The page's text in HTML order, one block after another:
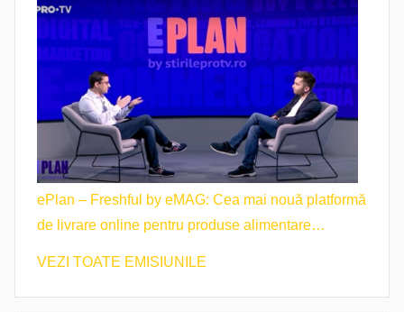
ePlan – Freshful by eMAG: Cea mai nouă platformă
de livrare online pentru produse alimentare
VEZI TOATE EMISIUNILE